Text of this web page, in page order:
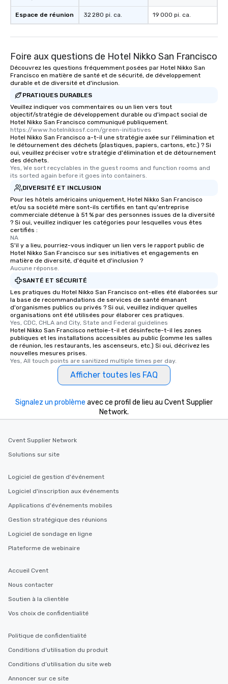
Espace de réunion 32 280 pi. ca. 19 000 pi. ca.
Foire aux questions de Hotel Nikko San Francisco
Découvrez les questions fréquemment posées par Hotel Nikko San
Francisco en matière de santé et de sécurité, de développement
durable et de diversité et d'inclusion.
PRATIQUES DURABLES
Veuillez indiquer vos commentaires ou un lien vers tout
objectif/stratégie de développement durable ou d'impact social de
Hotel Nikko San Francisco communiqué publiquement.
https://www.hotelnikkosf.com/green-initiatives
Hotel Nikko San Francisco a-t-il une stratégie axée sur l'élimination et
le détournement des déchets (plastiques, papiers, cartons, etc.) ? Si
oui, veuillez préciser votre stratégie d'élimination et de détournement
des déchets.
Yes, We sort recyclables in the guest rooms and function rooms and
its sorted again before it goes into containers.
DIVERSITÉ ET INCLUSION
Pour les hôtels américains uniquement, Hotel Nikko San Francisco
et/ou sa société mère sont-ils certifiés en tant qu'entreprise
commerciale détenue à 51 % par des personnes issues de la diversité
? Si oui, veuillez indiquer les catégories pour lesquelles vous êtes
certifiés :
NA
S'il y a lieu, pourriez-vous indiquer un lien vers le rapport public de
Hotel Nikko San Francisco sur ses initiatives et engagements en
matière de diversité, d'équité et d'inclusion ?
Aucune réponse.
SANTÉ ET SÉCURITÉ
Les pratiques du Hotel Nikko San Francisco ont-elles été élaborées sur
la base de recommandations de services de santé émanant
d'organismes publics ou privés ? Si oui, veuillez indiquer quelles
organisations ont été utilisées pour élaborer ces pratiques.
Yes, CDC, CHLA and City, State and Federal guidelines
Hotel Nikko San Francisco nettoie-t-il et désinfecte-t-il les zones
publiques et les installations accessibles au public (comme les salles
de réunion, les restaurants, les ascenseurs, etc.) Si oui, décrivez les
nouvelles mesures prises.
Yes, All touch points are sanitized multiple times per day.
Afficher toutes les FAQ
Signalez un problème avec ce profil de lieu au Cvent Supplier
Network.
Cvent Supplier Network
Solutions sur site
Logiciel de gestion d'événement
Logiciel d'inscription aux événements
Applications d'événements mobiles
Gestion stratégique des réunions
Logiciel de sondage en ligne
Plateforme de webinaire
Accueil Cvent
Nous contacter
Soutien à la clientèle
Vos choix de confidentialité
Politique de confidentialité
Conditions d’utilisation du produit
Conditions d’utilisation du site web
Annoncer sur ce site